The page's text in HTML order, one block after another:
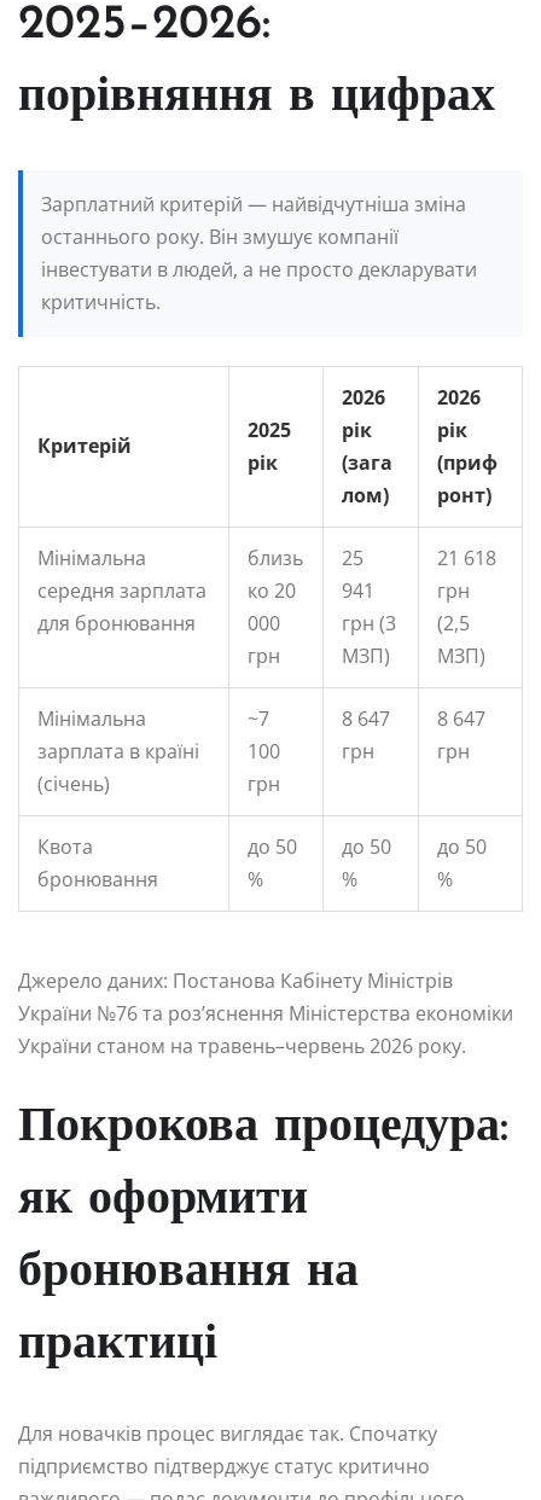
2025–2026:
порівняння в цифрах
Зарплатний критерій — найвідчутніша зміна
останнього року. Він змушує компанії
інвестувати в людей, а не просто декларувати
критичність.
Критерій
2025
рік
2026
рік
(зага
лом)
2026
рік
(приф
ронт)
Мінімальна
середня зарплата
для бронювання
близь
ко 20
000
грн
25
941
грн (3
МЗП)
21 618
грн
(2,5
МЗП)
Мінімальна
зарплата в країні
(січень)
~7
100
грн
8 647
грн
8 647
грн
Квота
бронювання
до 50
%
до 50
%
до 50
%
Джерело даних: Постанова Кабінету Міністрів
України №76 та роз’яснення Міністерства економіки
України станом на травень–червень 2026 року.
Покрокова процедура:
як оформити
бронювання на
практиці
Для новачків процес виглядає так. Спочатку
підприємство підтверджує статус критично